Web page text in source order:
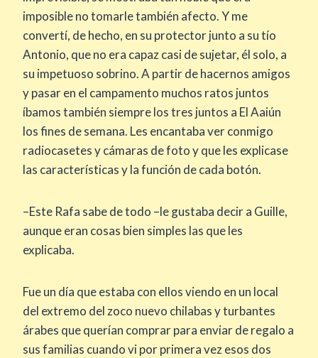
imposible no tomarle también afecto. Y me
convertí, de hecho, en su protector junto a su tío
Antonio, que no era capaz casi de sujetar, él solo, a
su impetuoso sobrino. A partir de hacernos amigos
y pasar en el campamento muchos ratos juntos
íbamos también siempre los tres juntos a El Aaiún
los fines de semana. Les encantaba ver conmigo
radiocasetes y cámaras de foto y que les explicase
las características y la función de cada botón.
–Este Rafa sabe de todo –le gustaba decir a Guille,
aunque eran cosas bien simples las que les
explicaba.
Fue un día que estaba con ellos viendo en un local
del extremo del zoco nuevo chilabas y turbantes
árabes que querían comprar para enviar de regalo a
sus familias cuando vi por primera vez esos dos